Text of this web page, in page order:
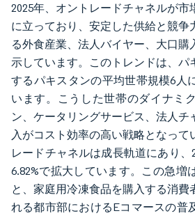
2025年、オントレードチャネルが市
に立っており、安定した供給と競争
る外食産業、法人バイヤー、大口購
示しています。このトレンドは、パ
するパキスタンの平均世帯規模6人
います。こうした世帯のダイナミ
ン、ケータリングサービス、法人チ
入がコスト効率の高い戦略となって
レードチャネルは成長軌道にあり、
6.82%で拡大しています。この急増
と、家庭用冷凍食品を購入する消費
れる都市部におけるEコマースの普